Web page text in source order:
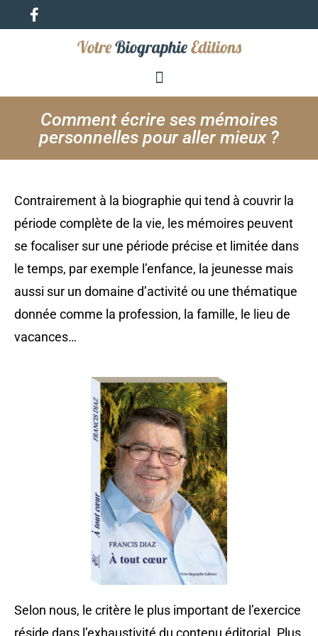
Comment écrire ses mémoires
personnelles pour aller mieux ?
Contrairement à la biographie qui tend à couvrir la
période complète de la vie, les mémoires peuvent
se focaliser sur une période précise et limitée dans
le temps, par exemple l’enfance, la jeunesse mais
aussi sur un domaine d’activité ou une thématique
donnée comme la profession, la famille, le lieu de
vacances…
Selon nous, le critère le plus important de l’exercice
réside dans l’exhaustivité du contenu éditorial. Plus